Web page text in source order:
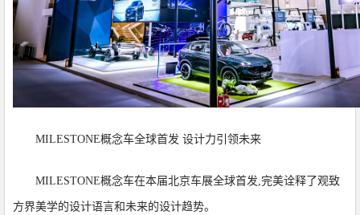
MILESTONE概念车全球首发 设计力引领未来
MILESTONE概念车在本届北京车展全球首发,完美诠释了观致
方界美学的设计语言和未来的设计趋势。